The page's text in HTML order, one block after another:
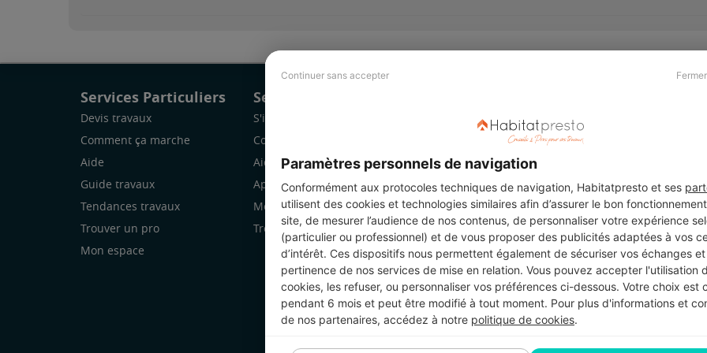
Continuer sans accepter
Paramètres personnels de navigation
Conformément aux protocoles techniques de navigation, Habitatpresto et ses
utilisent des cookies et technologies similaires afin d’assurer le bon
site, de mesurer l’audience de nos contenus, de personnaliser votre expérience
(particulier ou professionnel) et de vous proposer des publicités adaptées à vos
d’intérêt. Ces dispositifs nous permettent également de sécuriser vos échanges
pertinence de nos services de mise en relation. Vous pouvez accepter l'utilisation
cookies, les refuser, ou personnaliser vos préférences ci-dessous. Votre choix est
pendant 6 mois et peut être modifié à tout moment. Pour plus d'informations et
de nos partenaires, accédez à notre politique de cookies.
Services Particuliers
Devis travaux
Comment ça marche
Aide
Guide travaux
Tendances travaux
Trouver un pro
Mon espace
Services Pro
S'inscrire
Comment ça marche
Aide
Application Mobile
Mon espace
Trouver des chantiers
Revue de presse
Légal
Charte cookies
Suivez-nous